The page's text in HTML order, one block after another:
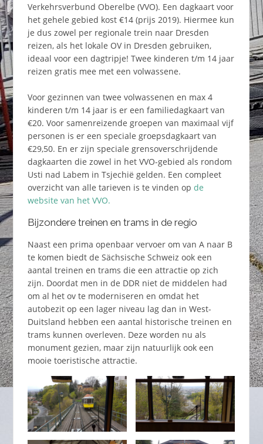
Verkehrsverbund Oberelbe (VVO). Een dagkaart voor
het gehele gebied kost €14 (prijs 2019). Hiermee kun
je dus zowel per regionale trein naar Dresden
reizen, als het lokale OV in Dresden gebruiken,
ideaal voor een dagtripje! Twee kinderen t/m 14 jaar
reizen gratis mee met een volwassene.
Voor gezinnen van twee volwassenen en max 4
kinderen t/m 14 jaar is er een familiedagkaart van
€20. Voor samenreizende groepen van maximaal vijf
personen is er een speciale groepsdagkaart van
€29,50. En er zijn speciale grensoverschrijdende
dagkaarten die zowel in het VVO-gebied als rondom
Usti nad Labem in Tsjechië gelden. Een compleet
overzicht van alle tarieven is te vinden op de
website van het VVO.
Bijzondere treinen en trams in de regio
Naast een prima openbaar vervoer om van A naar B
te komen biedt de Sächsische Schweiz ook een
aantal treinen en trams die een attractie op zich
zijn. Doordat men in de DDR niet de middelen had
om al het ov te moderniseren en omdat het
autobezit op een lager niveau lag dan in West-
Duitsland hebben een aantal historische treinen en
trams kunnen overleven. Deze worden nu als
monument gezien, maar zijn natuurlijk ook een
mooie toeristische attractie.